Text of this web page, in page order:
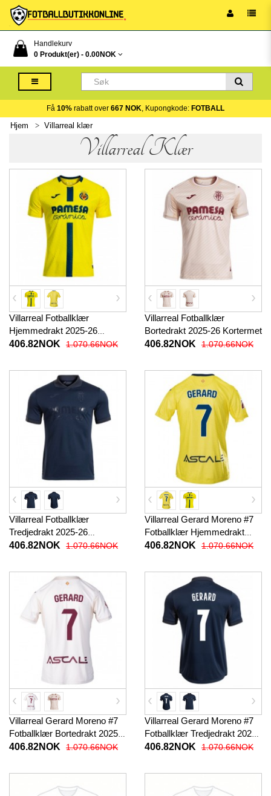
Handlekurv
0 Produkt(er) - 0.00NOK
Få 10% rabatt over 667 NOK, Kupongkode: FOTBALL
Hjem Villarreal klær
Villarreal Klær
Villarreal Fotballklær
Hjemmedrakt 2025-26
Kortermet
406.82NOK 1.070.66NOK
Villarreal Fotballklær
Bortedrakt 2025-26 Kortermet
406.82NOK
1.070.66NOK
Villarreal Fotballklær
Tredjedrakt 2025-26
Kortermet
406.82NOK 1.070.66NOK
Villarreal Gerard Moreno #7
Fotballklær Hjemmedrakt
2025-26 Kortermet
406.82NOK 1.070.66NOK
Villarreal Gerard Moreno #7
Fotballklær Bortedrakt 2025-
26 Kortermet
406.82NOK 1.070.66NOK
Villarreal Gerard Moreno #7
Fotballklær Tredjedrakt 2025-
26 Kortermet
406.82NOK 1.070.66NOK